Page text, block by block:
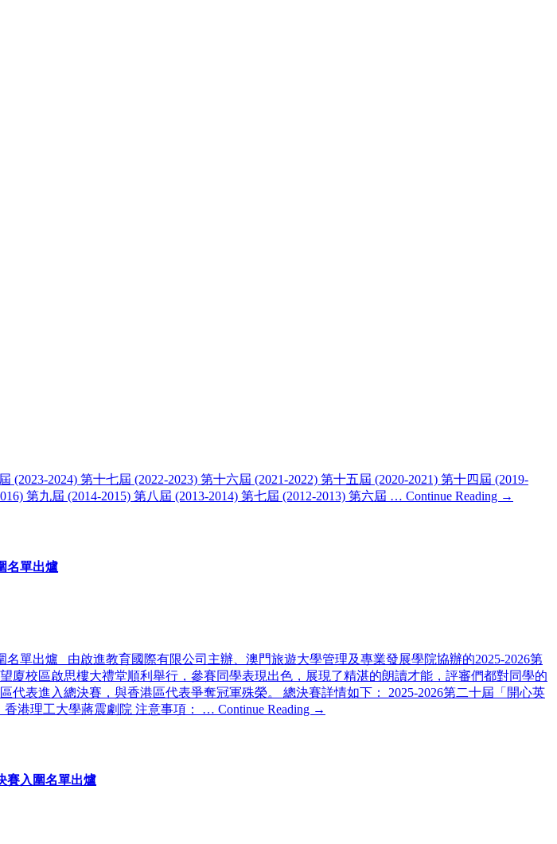
2024) 第十七屆 (2022-2023) 第十六屆 (2021-2022) 第十五屆 (2020-2021) 第十四屆 (2019-
第九屆 (2014-2015) 第八屆 (2013-2014) 第七屆 (2012-2013) 第六屆 … Continue Reading →
名單出爐
單出爐 由啟進教育國際有限公司主辦、澳門旅遊大學管理及專業發展學院協辦的2025-2026第
廈校區啟思樓大禮堂順利舉行，參賽同學表現出色，展現了精湛的朗讀才能，評審們都對同學的
表進入總決賽，與香港區代表爭奪冠軍殊榮。 總決賽詳情如下： 2025-2026第二十屆「開心英
香港理工大學蔣震劇院 注意事項： … Continue Reading →
賽入圍名單出爐